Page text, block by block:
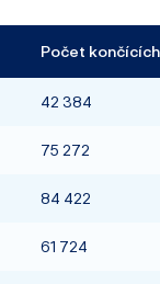
Počet
42 384
75 272
84 422
61 724